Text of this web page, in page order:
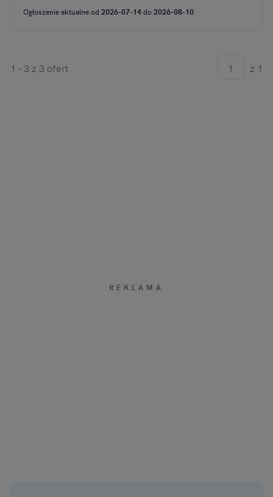
Ogłoszenie aktualne od 2026-07-14do 2026-08-10
1 - 3 z 3 ofert z 1